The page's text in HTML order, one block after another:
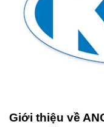
Giới thiệu về